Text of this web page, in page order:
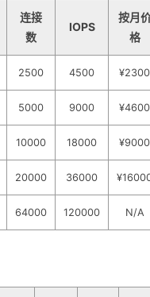
连接
数
IOPS
按月
格
2500 4500 ¥2300
5000 9000 ¥4600
10000 18000 ¥9000
20000 36000
64000 120000 N/A